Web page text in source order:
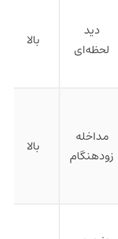
دید
لحظه‌ای
بالا
مداخله
زودهنگام
بالا